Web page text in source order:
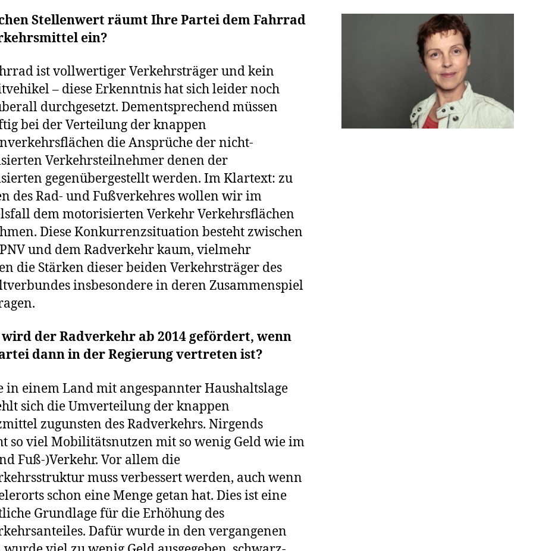
Stellenwert räumt Ihre Partei dem Fahrrad
ein?
ist vollwertiger Verkehrsträger und kein
– diese Erkenntnis hat sich leider noch
durchgesetzt. Dementsprechend müssen
bei der Verteilung der knappen
die Ansprüche der nicht-
Verkehrsteilnehmer denen der
gegenübergestellt werden. Im Klartext: zu
des Rad- und Fußverkehres wollen wir im
dem motorisierten Verkehr Verkehrsflächen
Diese Konkurrenzsituation besteht zwischen
und dem Radverkehr kaum, vielmehr
die Stärken dieser beiden Verkehrsträger des
insbesondere in deren Zusammenspiel
wird der Radverkehr ab 2014 gefördert, wenn
dann in der Regierung vertreten ist?
in einem Land mit angespannter Haushaltslage
sich die Umverteilung der knappen
zugunsten des Radverkehrs. Nirgends
so viel Mobilitätsnutzen mit so wenig Geld wie im
Fuß-)Verkehr. Vor allem die
muss verbessert werden, auch wenn
schon eine Menge getan hat. Dies ist eine
Grundlage für die Erhöhung des
Dafür wurde in den vergangenen